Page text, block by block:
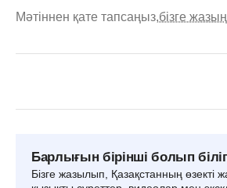
Мәтіннен қате тапсаңыз,бізге
Барлығын бірінші болып
Бізге жазылып, Қазақстанның өзекті